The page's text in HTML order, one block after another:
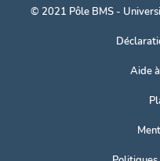
© 2021 Pôle BMS -
Aide